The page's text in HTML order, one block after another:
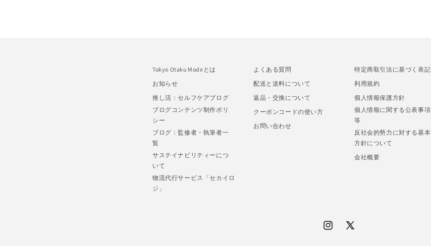
Tokyo Otaku Modeとは
お知らせ
推し活：セルフケアブログ
ブログコンテンツ制作ポリ
シー
ブログ：監修者・執筆者一
覧
サステイナビリティーにつ
いて
物流代行サービス「セカイロ
ジ」
よくある質問
配送と送料について
返品・交換について
クーポンコードの使い方
お問い合わせ
特定商取引法に基づく表記
利用規約
個人情報保護方針
個人情報に関する公表事項
等
反社会的勢力に対する基本
方針について
会社概要
Instagram
X